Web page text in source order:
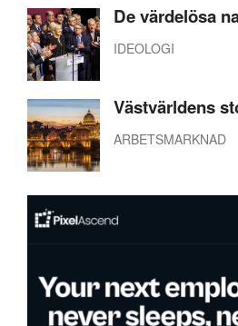
De värdelösa
IDEOLOGI
Västvärldens
ARBETSMARKNAD